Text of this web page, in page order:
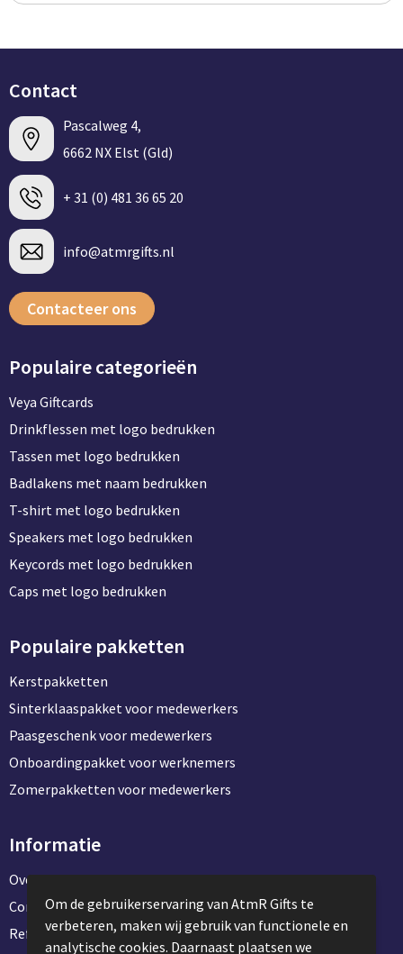
Contact
Pascalweg 4,
6662 NX Elst (Gld)
+ 31 (0) 481 36 65 20
info@atmrgifts.nl
Contacteer ons
Populaire categorieën
Veya Giftcards
Drinkflessen met logo bedrukken
Tassen met logo bedrukken
Badlakens met naam bedrukken
T-shirt met logo bedrukken
Speakers met logo bedrukken
Keycords met logo bedrukken
Caps met logo bedrukken
Populaire pakketten
Kerstpakketten
Sinterklaaspakket voor medewerkers
Paasgeschenk voor medewerkers
Onboardingpakket voor werknemers
Zomerpakketten voor medewerkers
Informatie
Over ons
Contact en klantenservice
Referentie projecten
Om de gebruikerservaring van AtmR Gifts te
verbeteren, maken wij gebruik van functionele en
analytische cookies. Daarnaast plaatsen we